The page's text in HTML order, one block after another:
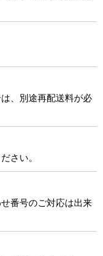
、別途再配送料が必
さい。
番号のご対応は出来